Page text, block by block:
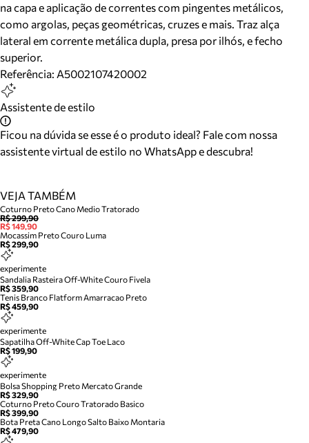
na capa e aplicação de correntes com pingentes metálicos,
como argolas, peças geométricas, cruzes e mais. Traz alça
lateral em corrente metálica dupla, presa por ilhós, e fecho
superior.
Referência: A5002107420002
Assistente de estilo
Ficou na dúvida se esse é o produto ideal? Fale com nossa
assistente virtual de estilo no WhatsApp e descubra!
VEJA TAMBÉM
Coturno Preto Cano Medio Tratorado
R$ 299,90
R$ 149,90
Mocassim Preto Couro Luma
R$ 299,90
experimente
Sandalia Rasteira Off-White Couro Fivela
R$ 359,90
Tenis Branco Flatform Amarracao Preto
R$ 459,90
experimente
Sapatilha Off-White Cap Toe Laco
R$ 199,90
experimente
Bolsa Shopping Preto Mercato Grande
R$ 329,90
Coturno Preto Couro Tratorado Basico
R$ 399,90
Bota Preta Cano Longo Salto Baixo Montaria
R$ 479,90